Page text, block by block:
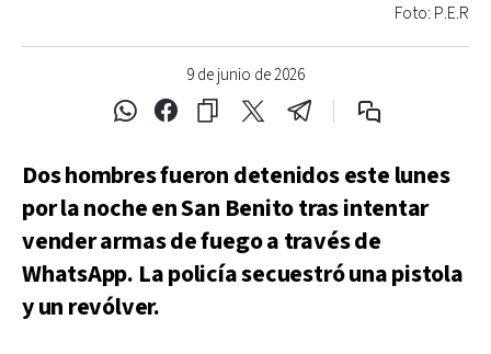
9 de junio de 2026
Foto: P.E.R
Dos hombres fueron detenidos este lunes
por la noche en San Benito tras intentar
vender armas de fuego a través de
WhatsApp. La policía secuestró una pistola
y un revólver.